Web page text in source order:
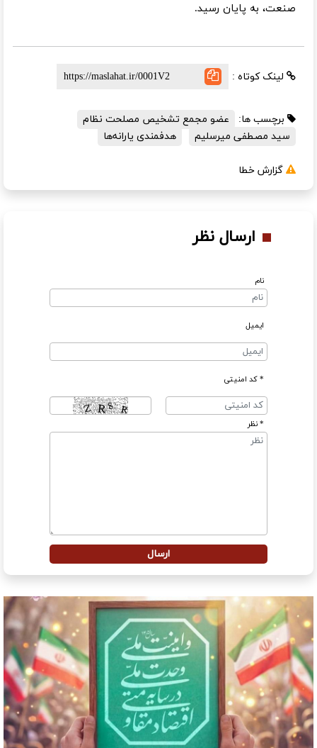
صنعت، به پایان رسید.
لینک کوتاه :
برچسب ها:
عضو مجمع تشخیص مصلحت نظام
سید مصطفی میرسلیم
هدفمندی یارانه‌ها
گزارش خطا
ارسال نظر
نام
ایمیل
* کد امنیتی
* نظر